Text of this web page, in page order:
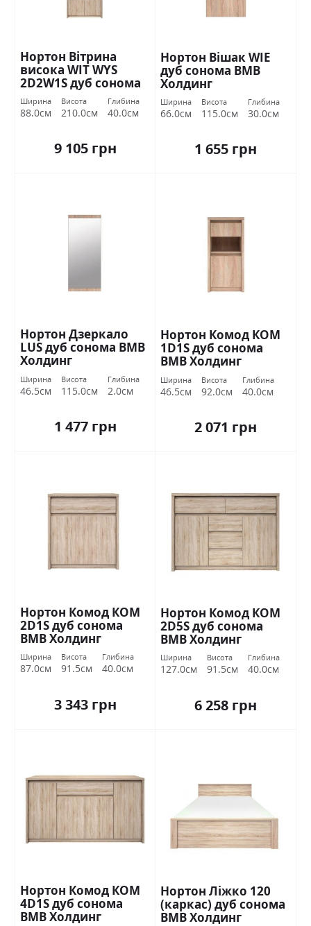
Нортон Вітрина
висока WIT WYS
2D2W1S дуб сонома
ВМВ Холдинг
Ширина
88.0см
Висота
210.0см
Глибина
40.0см
9 105 грн
Нортон Вішак WIE
дуб сонома ВМВ
Холдинг
Ширина
66.0см
Висота
115.0см
Глибина
30.0см
1 655 грн
Нортон Дзеркало
LUS дуб сонома ВМВ
Холдинг
Ширина
46.5см
Висота
115.0см
Глибина
2.0см
1 477 грн
Нортон Комод КОМ
1D1S дуб сонома
ВМВ Холдинг
Ширина
46.5см
Висота
92.0см
Глибина
40.0см
2 071 грн
Нортон Комод КОМ
2D1S дуб сонома
ВМВ Холдинг
Ширина
87.0см
Висота
91.5см
Глибина
40.0см
3 343 грн
Нортон Комод КОМ
2D5S дуб сонома
ВМВ Холдинг
Ширина
127.0см
Висота
91.5см
Глибина
40.0см
6 258 грн
Нортон Комод КОМ
4D1S дуб сонома
ВМВ Холдинг
Нортон Ліжко 120
(каркас) дуб сонома
ВМВ Холдинг